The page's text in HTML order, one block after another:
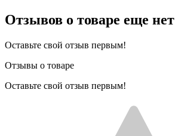
Отзывов о товаре еще нет
Оставьте свой отзыв первым!
Отзывы о товаре
Оставьте свой отзыв первым!